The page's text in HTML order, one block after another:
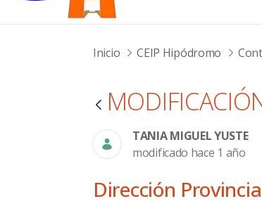
Inicio CEIP Hipódromo
TANIA MIGUEL YUSTE
modificado hace 1 año
Dirección